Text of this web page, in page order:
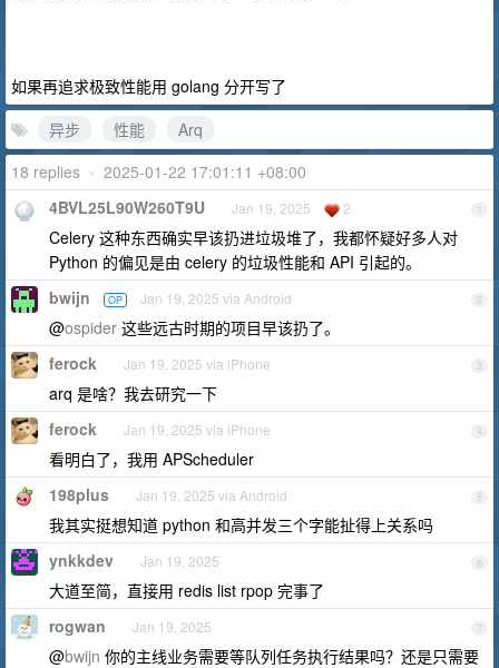
如果再追求极致性能用 golang 分开写了
异步
性能
Arq
18 replies • 2025-01-22 17:01:11 +08:00
1
4BVL25L90W260T9U Jan 19, 2025 2
Celery 这种东西确实早该扔进垃圾堆了，我都怀疑好多人对
Python 的偏见是由 celery 的垃圾性能和 API 引起的。
2
bwijn OP Jan 19, 2025 via Android
@ospider 这些远古时期的项目早该扔了。
3
ferock Jan 19, 2025 via iPhone
arq 是啥？我去研究一下
4
ferock Jan 19, 2025 via iPhone
看明白了，我用 APScheduler
5
198plus Jan 19, 2025 via Android
我其实挺想知道 python 和高并发三个字能扯得上关系吗
6
ynkkdev Jan 19, 2025
大道至简，直接用 redis list rpop 完事了
7
rogwan Jan 19, 2025
@bwijn 你的主线业务需要等队列任务执行结果吗？还是只需要